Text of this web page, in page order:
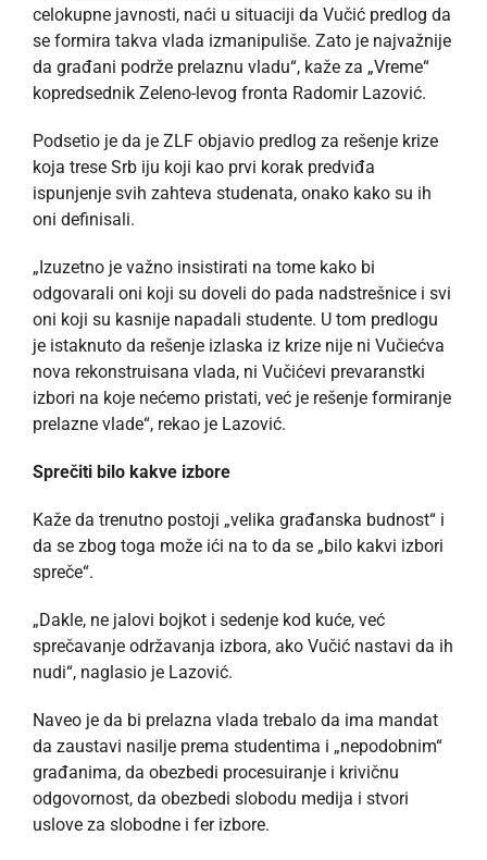
celokupne javnosti, naći u situaciji da Vučić predlog da
se formira takva vlada izmanipuliše. Zato je najvažnije
da građani podrže prelaznu vladu“, kaže za „Vreme“
kopredsednik Zeleno-levog fronta Radomir Lazović.
Podsetio je da je ZLF objavio predlog za rešenje krize
koja trese Srb iju koji kao prvi korak predviđa
ispunjenje svih zahteva studenata, onako kako su ih
oni definisali.
„Izuzetno je važno insistirati na tome kako bi
odgovarali oni koji su doveli do pada nadstrešnice i svi
oni koji su kasnije napadali studente. U tom predlogu
je istaknuto da rešenje izlaska iz krize nije ni Vučiećva
nova rekonstruisana vlada, ni Vučićevi prevaranstki
izbori na koje nećemo pristati, već je rešenje formiranje
prelazne vlade“, rekao je Lazović.
Sprečiti bilo kakve izbore
Kaže da trenutno postoji „velika građanska budnost“ i
da se zbog toga može ići na to da se „bilo kakvi izbori
spreče“.
„Dakle, ne jalovi bojkot i sedenje kod kuće, već
sprečavanje održavanja izbora, ako Vučić nastavi da ih
nudi“, naglasio je Lazović.
Naveo je da bi prelazna vlada trebalo da ima mandat
da zaustavi nasilje prema studentima i „nepodobnim“
građanima, da obezbedi procesuiranje i krivičnu
odgovornost, da obezbedi slobodu medija i stvori
uslove za slobodne i fer izbore.